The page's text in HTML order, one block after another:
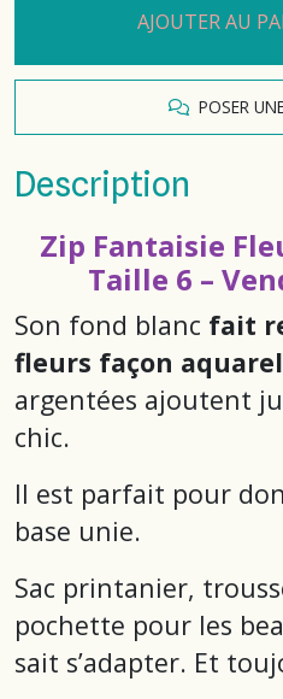
AJOUTER AU
POSER
Description
Zip Fantaisie
Taille 6 –
Son fond blanc fait
fleurs façon
argentées ajoutent
chic.
Il est parfait pour
base unie.
Sac printanier,
pochette pour les
sait s’adapter. Et